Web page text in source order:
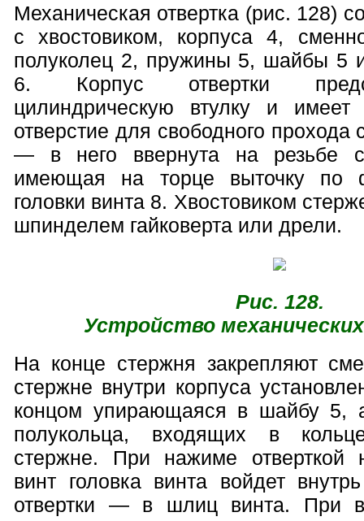
Механическая отвертка (рис. 128)
с хвостовиком, корпуса 4,
полуколец 2, пружины 5, шайбы 5
6. Корпус отвертки
цилиндрическую втулку и
отверстие для свободного прохода
— в него ввернута на резьбе
имеющая на торце выточку по
головки винта 8. Хвостовиком
шпинделем гайковерта или дрели.
Рис. 128.
Устройство
На конце стержня закрепляют
стержне внутри корпуса
концом упирающаяся в шайбу
полукольца, входящих в
стержне. При нажиме отверткой
винт головка винта войдет
отвертки — в шлиц винта. При